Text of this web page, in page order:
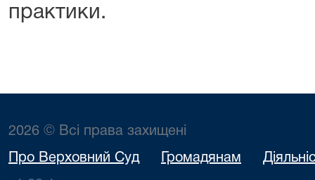
практики.
2026 © Всі права захищені
Про Верховний Суд Громадянам